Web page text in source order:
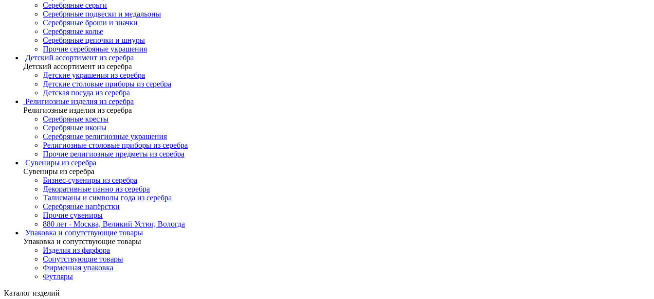
Серебряные серьги
Серебряные подвески и медальоны
Серебряные броши и значки
Серебряные колье
Серебряные цепочки и шнуры
Прочие серебряные украшения
Детский ассортимент из серебра
Детский ассортимент из серебра
Детские украшения из серебра
Детские столовые приборы из серебра
Детская посуда из серебра
Религиозные изделия из серебра
Религиозные изделия из серебра
Серебряные кресты
Серебряные иконы
Серебряные религиозные украшения
Религиозные столовые приборы из серебра
Прочие религиозные предметы из серебра
Сувениры из серебра
Сувениры из серебра
Бизнес-сувениры из серебра
Декоративные панно из серебра
Талисманы и символы года из серебра
Серебряные напёрстки
Прочие сувениры
880 лет - Москва, Великий Устюг, Вологда
Упаковка и сопутствующие товары
Упаковка и сопутствующие товары
Изделия из фарфора
Сопутствующие товары
Фирменная упаковка
Футляры
Каталог изделий